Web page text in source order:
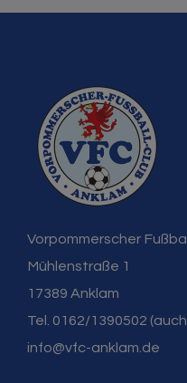
Vorpommerscher
Mühlenstraße 1
17389 Anklam
Tel. 0162/1390502
info@vfc-anklam.de